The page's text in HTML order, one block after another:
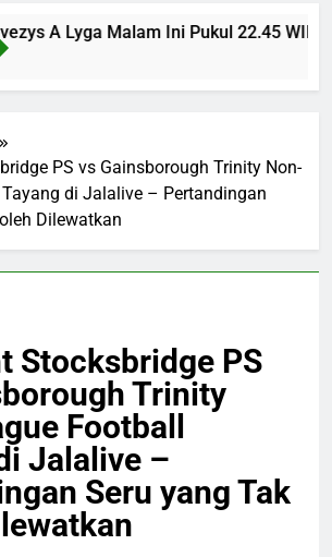
A Lyga Malam Ini Pukul 22.45 WIB
PS vs Gainsborough Trinity Non-
di Jalalive – Pertandingan
Dilewatkan
Stocksbridge PS
Trinity
Football
Jalalive –
Seru yang Tak